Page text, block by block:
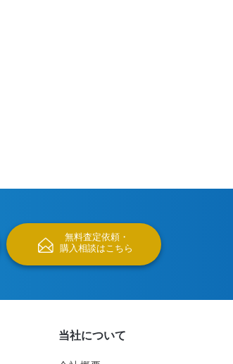
無料査定依頼・
購入相談はこちら
当社について